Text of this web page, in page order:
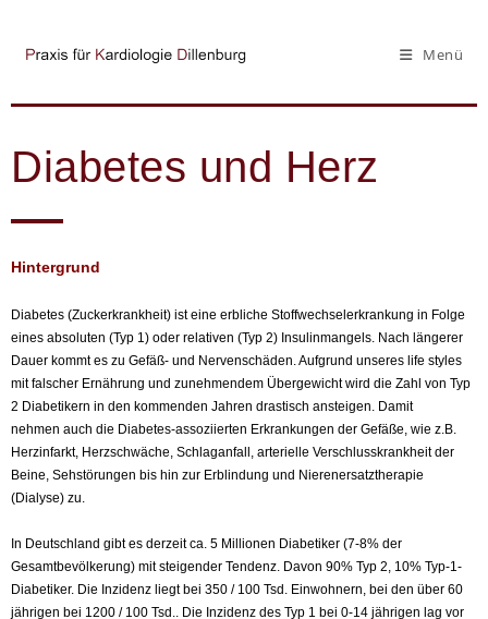
Menü
Diabetes und Herz
Hintergrund
Diabetes (Zuckerkrankheit) ist eine erbliche Stoffwechselerkrankung in Folge
eines absoluten (Typ 1) oder relativen (Typ 2) Insulinmangels. Nach längerer
Dauer kommt es zu Gefäß- und Nervenschäden. Aufgrund unseres life styles
mit falscher Ernährung und zunehmendem Übergewicht wird die Zahl von Typ
2 Diabetikern in den kommenden Jahren drastisch ansteigen. Damit
nehmen auch die Diabetes-assoziierten Erkrankungen der Gefäße, wie z.B.
Herzinfarkt, Herzschwäche, Schlaganfall, arterielle Verschlusskrankheit der
Beine, Sehstörungen bis hin zur Erblindung und Nierenersatztherapie
(Dialyse) zu.
In Deutschland gibt es derzeit ca. 5 Millionen Diabetiker (7-8% der
Gesamtbevölkerung) mit steigender Tendenz. Davon 90% Typ 2, 10% Typ-1-
Diabetiker. Die Inzidenz liegt bei 350 / 100 Tsd. Einwohnern, bei den über 60
jährigen bei 1200 / 100 Tsd.. Die Inzidenz des Typ 1 bei 0-14 jährigen lag vor